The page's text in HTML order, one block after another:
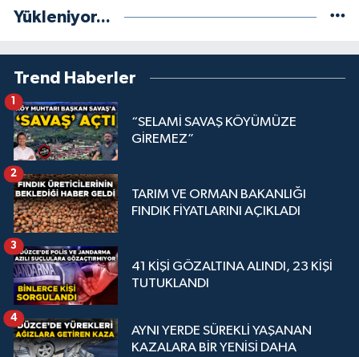
Yükleniyor...
Trend Haberler
“SELAMİ SAVAŞ KÖYÜMÜZE
GİREMEZ”
1
TARIM VE ORMAN BAKANLIĞI
FINDIK FİYATLARINI AÇIKLADI
2
41 KİŞİ GÖZALTINA ALINDI, 23 KİŞİ
TUTUKLANDI
3
AYNI YERDE SÜREKLİ YAŞANAN
KAZALARA BİR YENİSİ DAHA
4